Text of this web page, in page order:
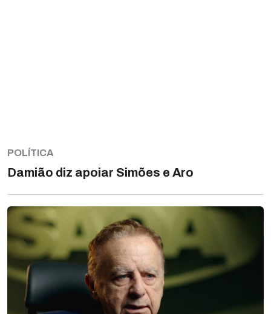
POLÍTICA
Damião diz apoiar Simões e Aro